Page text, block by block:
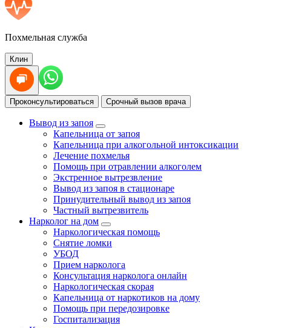
Похмельная служба
Клин
Проконсультироваться Срочный вызов врача
Вывод из запоя
Капельница от запоя
Капельница при алкогольной интоксикации
Лечение похмелья
Помощь при отравлении алкоголем
Экстренное вытрезвление
Вывод из запоя в стационаре
Принудительный вывод из запоя
Частный вытрезвитель
Нарколог на дом
Наркологическая помощь
Снятие ломки
УБОД
Прием нарколога
Консультация нарколога онлайн
Наркологическая скорая
Капельница от наркотиков на дому
Помощь при передозировке
Госпитализация